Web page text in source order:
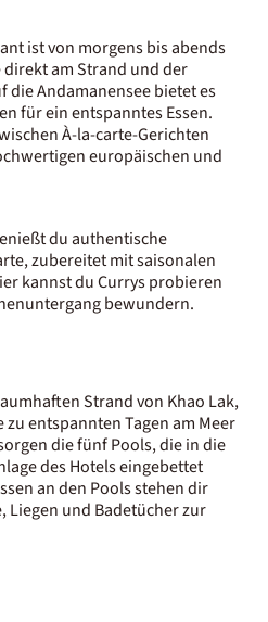
ist von morgens bis abends
direkt am Strand und der
die Andamanensee bietet es
für ein entspanntes Essen.
À-la-carte-Gerichten
europäischen und
du authentische
zubereitet mit saisonalen
kannst du Currys probieren
bewundern.
Strand von Khao Lak,
entspannten Tagen am Meer
die fünf Pools, die in die
des Hotels eingebettet
an den Pools stehen dir
und Badetücher zur